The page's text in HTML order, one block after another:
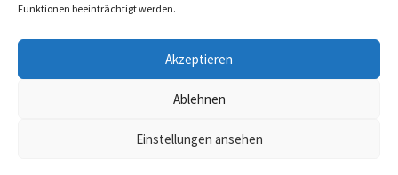
Funktionen beeinträchtigt werden.
Akzeptieren
Ablehnen
Einstellungen ansehen